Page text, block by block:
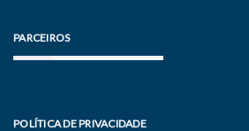
PARCEIROS
POLÍTICA DE PRIVACIDADE